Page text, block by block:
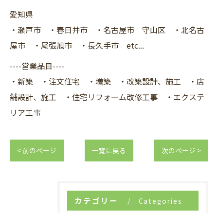
愛知県
・瀬戸市 ・春日井市 ・名古屋市 守山区 ・北名古
屋市 ・尾張旭市 ・長久手市 etc...
----営業品目----
・新築 ・注文住宅 ・増築 ・改築設計、施工 ・店
舗設計、施工 ・住宅リフォーム改修工事 ・エクステ
リア工事
< 前のページ 一覧に戻る 次のページ >
カテゴリー Categories